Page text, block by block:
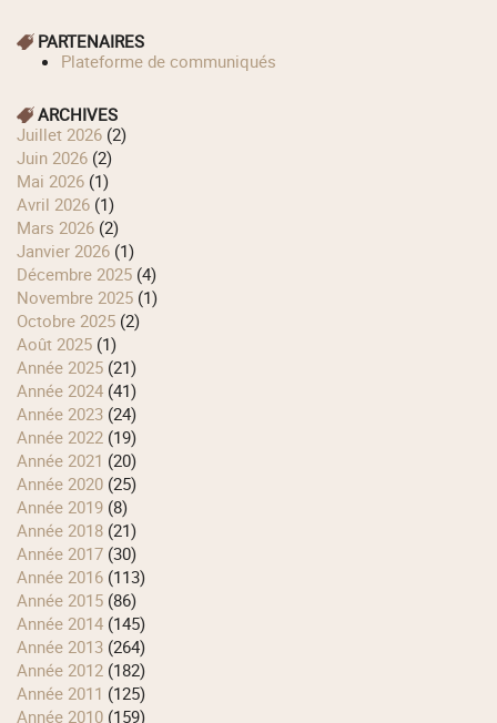
PARTENAIRES
Plateforme de communiqués
ARCHIVES
juillet 2026 (2)
juin 2026 (2)
mai 2026 (1)
avril 2026 (1)
mars 2026 (2)
janvier 2026 (1)
décembre 2025 (4)
novembre 2025 (1)
octobre 2025 (2)
août 2025 (1)
année 2025 (21)
année 2024 (41)
année 2023 (24)
année 2022 (19)
année 2021 (20)
année 2020 (25)
année 2019 (8)
année 2018 (21)
année 2017 (30)
année 2016 (113)
année 2015 (86)
année 2014 (145)
année 2013 (264)
année 2012 (182)
année 2011 (125)
année 2010 (159)